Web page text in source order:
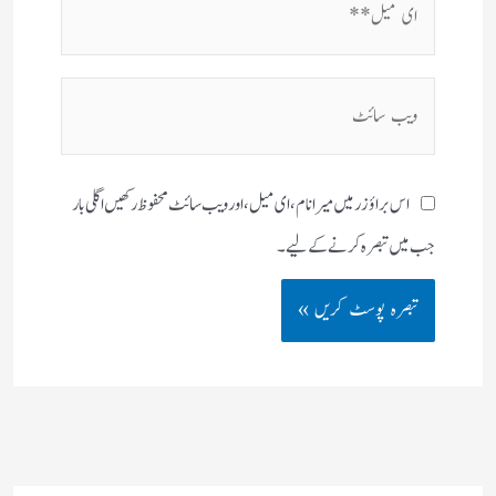
اس براؤزر میں میرا نام، ای میل، اور ویب سائٹ محفوظ رکھیں اگلی بار
جب میں تبصرہ کرنے کےلیے۔